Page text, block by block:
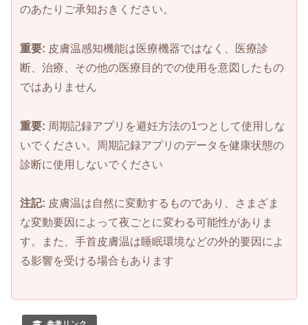
のあたりご承知おきください。
重要: 皮膚温感知機能は医療機器ではなく、医療診
断、治療、その他の医療目的での使用を意図したもの
ではありません
重要: 周期記録アプリを避妊方法の1つとして使用しな
いでください。周期記録アプリのデータを健康状態の
診断に使用しないでください
注記: 皮膚温は自然に変動するものであり、さまざま
な変動要因によって夜ごとに変わる可能性がありま
す。また、手首皮膚温は睡眠環境などの外的要因によ
る影響を受ける場合もあります